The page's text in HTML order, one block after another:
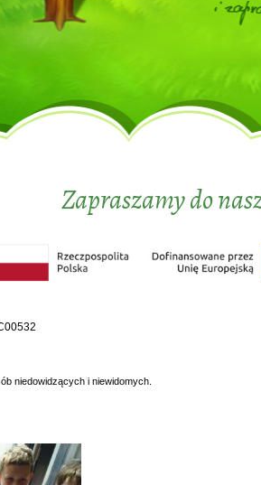
Zapraszamy do
niedowidzących i niewidomych.